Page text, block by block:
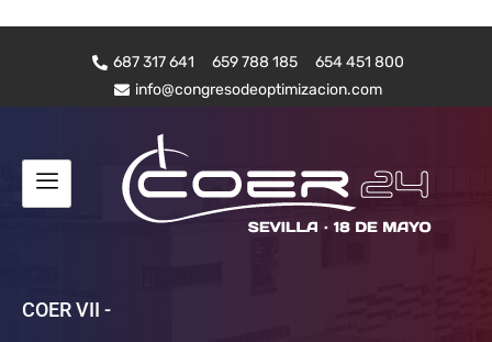
687 317 641 659 788 185
654 451 800
info@congresodeoptimizacion.com
COER VII -